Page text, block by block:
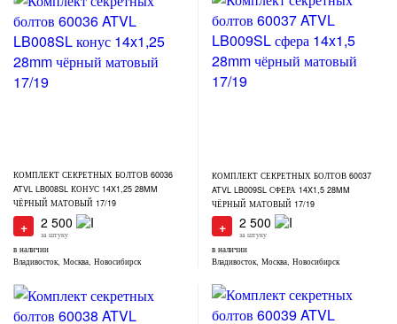
КОМПЛЕКТ СЕКРЕТНЫХ БОЛТОВ 60036
ATVL LB008SL КОНУС 14X1,25 28MM
ЧЁРНЫЙ МАТОВЫЙ 17/19
+ 2 500
за штуку
в наличии
Владивосток, Москва, Новосибирск
КОМПЛЕКТ СЕКРЕТНЫХ БОЛТОВ 60037
ATVL LB009SL СФЕРА 14X1,5 28MM
ЧЁРНЫЙ МАТОВЫЙ 17/19
+ 2 500
за штуку
в наличии
Владивосток, Москва, Новосибирск